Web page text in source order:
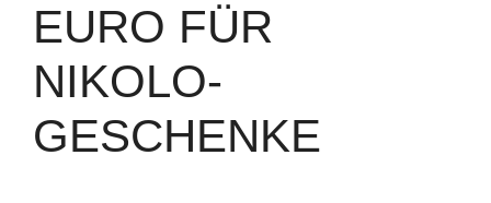
EURO FÜR
NIKOLO-
GESCHENKE